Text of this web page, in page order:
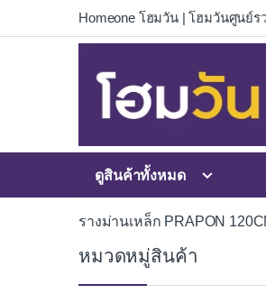
Skip to navigation
Skip to contentHomeone โฮมวัน | โฮมวันศูนย์
ดูสินค้าทั้งหมด
รางม่านเหล็ก PRAPON
หมวดหมู่สินค้า